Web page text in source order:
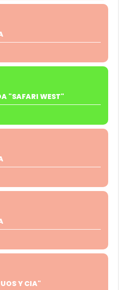
"SAFARI WEST"
Y CIA"